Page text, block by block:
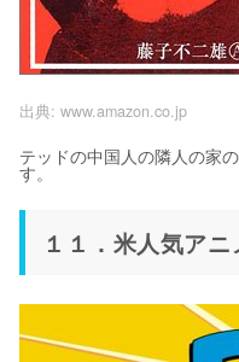
出典: www.amazon.co.jp
テッドの中国人の隣人の家
す。
１１．米人気ア